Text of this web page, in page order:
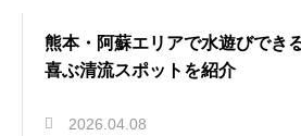
熊本・阿蘇エリアで水遊びでき
喜ぶ清流スポットを紹介
2026.04.08